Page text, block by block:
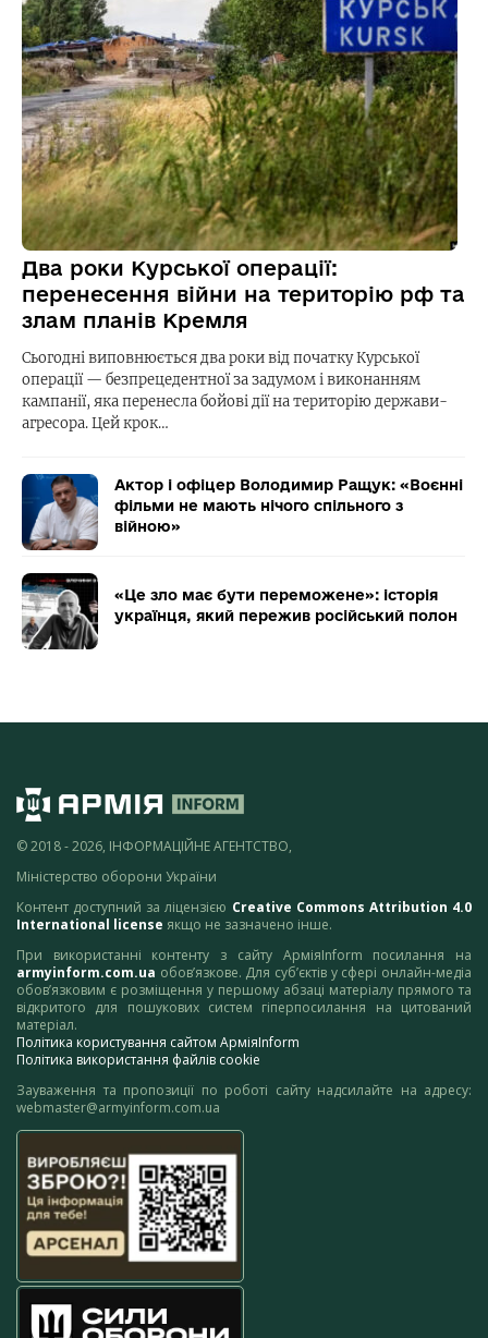
Два роки Курської операції:
перенесення війни на територію рф та
злам планів Кремля
Сьогодні виповнюється два роки від початку Курської
операції — безпрецедентної за задумом і виконанням
кампанії, яка перенесла бойові дії на територію держави-
агресора. Цей крок…
Актор і офіцер Володимир Ращук: «Воєнні
фільми не мають нічого спільного з
війною»
«Це зло має бути переможене»: історія
українця, який пережив російський полон
© 2018 - 2026, ІНФОРМАЦІЙНЕ АГЕНТСТВО,
Міністерство оборони України
Контент доступний за ліцензією Creative Commons Attribution 4.0
International license якщо не зазначено інше.
При використанні контенту з сайту АрміяInform посилання на
armyinform.com.ua обов’язкове. Для суб’єктів у сфері онлайн-медіа
обов’язковим є розміщення у першому абзаці матеріалу прямого та
відкритого для пошукових систем гіперпосилання на цитований
матеріал.
Політика користування сайтом АрміяInform
Політика використання файлів cookie
Зауваження та пропозиції по роботі сайту надсилайте на адресу:
webmaster@armyinform.com.ua